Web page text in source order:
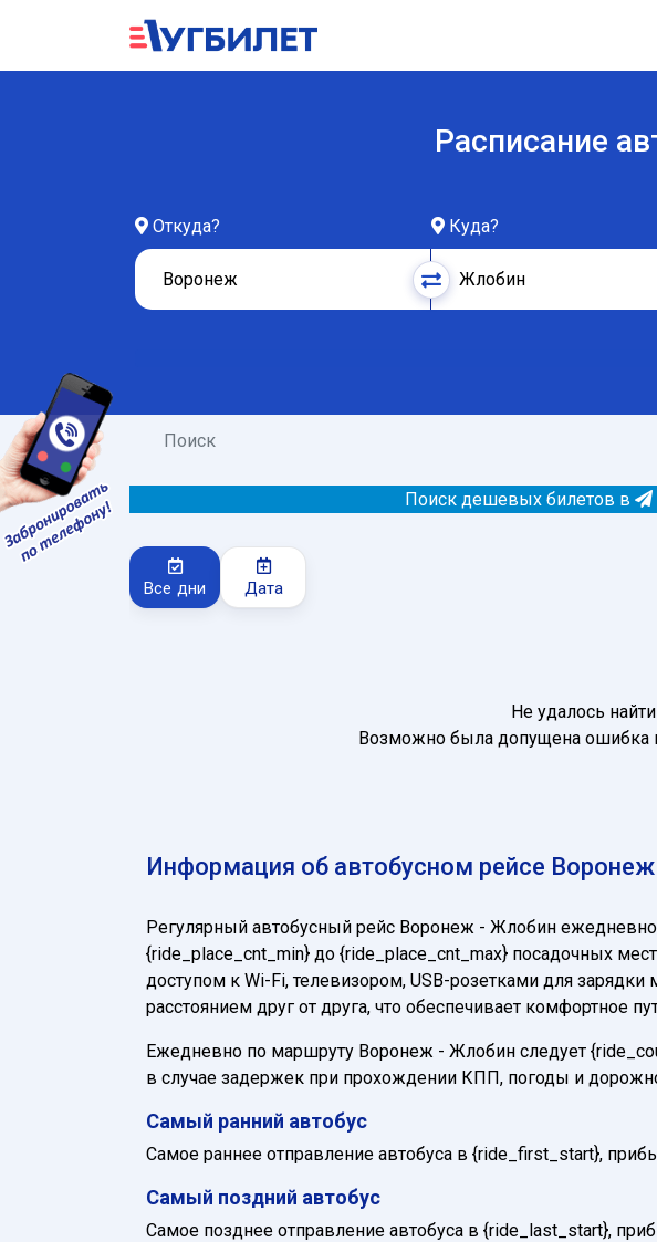
Расписание
Откуда? Куда?
Поиск
Поиск дешевых билетов в
Все дни Дата
Не удалось
Возможно была допущена ошибка
Информация об автобусном рейсе
Регулярный автобусный рейс Воронеж - Жлобин
{ride_place_cnt_min} до {ride_place_cnt_max} посадочных
доступом к Wi-Fi, телевизором, USB-розетками для
расстоянием друг от друга, что обеспечивает комфортное
Ежедневно по маршруту Воронеж - Жлобин следует
в случае задержек при прохождении КПП, погоды и
Самый ранний автобус
Самое раннее отправление автобуса в {ride_first_start},
Самый поздний автобус
Самое позднее отправление автобуса в {ride_last_start},